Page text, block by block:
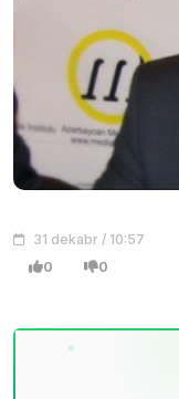
31 dekabr / 10:57
0 0